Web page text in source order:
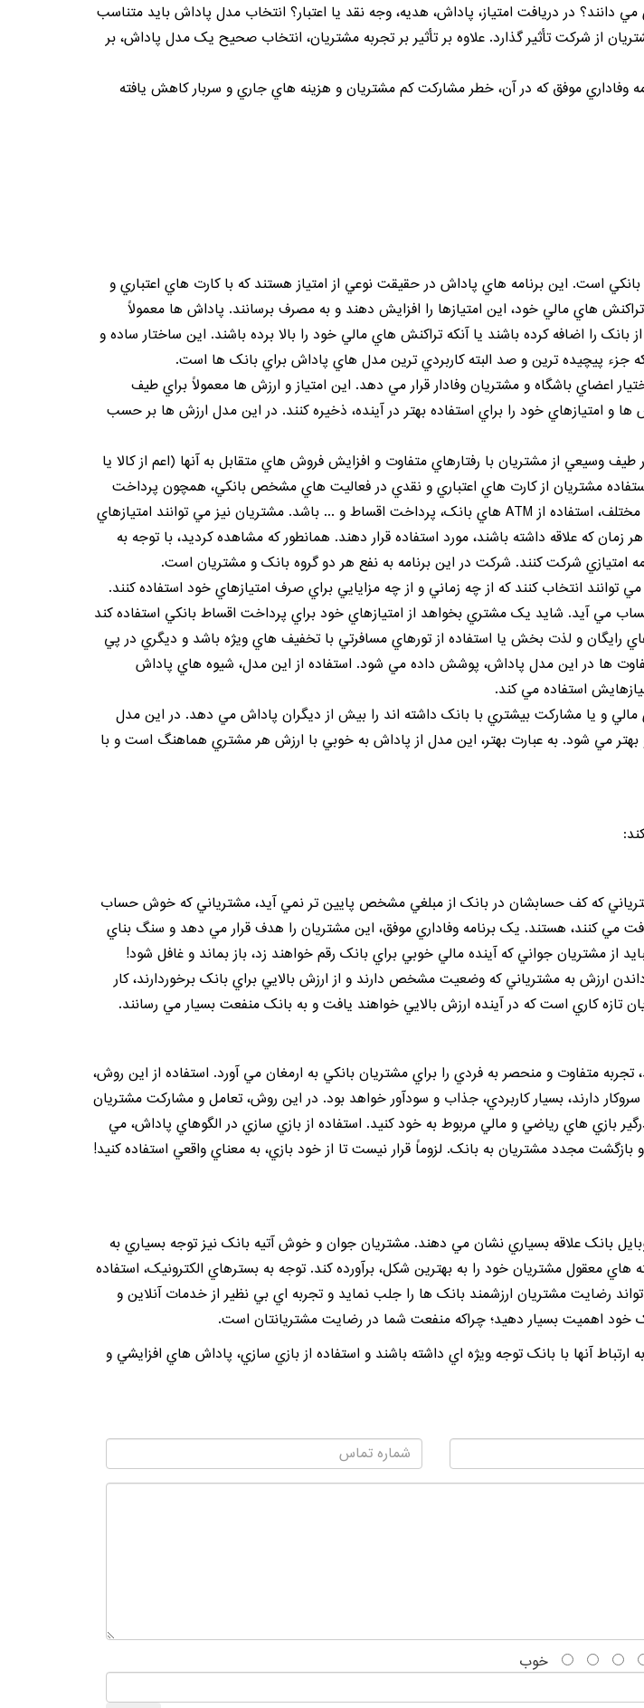
دانند؟ در دريافت امتياز، پاداش، هديه، وجه نقد يا اعتبار؟ انتخاب مدل پاداش بايد متناسب
از شرکت تأثير گذارد. علاوه بر تأثير بر تجربه مشتريان، انتخاب صحيح يک مدل پاداش، بر
وفاداريموفق که در آن، خطر مشارکت کم مشتريان و هزينه هاي جاري و سربار کاهش يافته
است. اين برنامه هاي پاداش در حقيقت نوعي از امتياز هستند که با کارت هاي اعتباري و
هاي مالي خود، اين امتيازها را افزايش دهند و به مصرف برسانند. پاداش ها معمولاً
را اضافه کرده باشند يا آنکه تراکنش هاي مالي خود را بالا برده باشند. اين ساختار ساده و
جزء پيچيده ترين و صد البته کاربردي ترين مدل هاي پاداش براي بانک ها است.
اعضاي باشگاه ومشتريان وفادارقرار مي دهد. اين امتياز و ارزش ها معمولاً براي طيف
و امتيازهاي خود را براي استفاده بهتر در آينده، ذخيره کنند. در اين مدل ارزش ها بر حسب
وسيعي از مشتريان با رفتارهاي متفاوت و افزايش فروش هاي متقابل به آنها (اعم از کالا يا
مشتريان از کارت هاي اعتباري و نقدي در فعاليت هاي مشخص بانکي، همچون پرداخت
قبوض، دريافت وام، تراکنش هاي مالي با دستگاه هاي POS بانک ها در فروشگاه هاي مختلف، استفاده از ATM هاي بانک، پرداخت اقساط و ... باشد. مشتريان نيز مي توانند امتيازهاي
که علاقه داشته باشند، مورد استفاده قرار دهند. همانطور که مشاهده کرديد، با توجه به
امتيازي شرکت کنند. شرکت در اين برنامه به نفع هر دو گروه بانک و مشتريان است.
انتخاب کنند که از چه زماني و از چه مزايايي براي صرف امتيازهاي خود استفاده کنند.
مي آيد. شايد يک مشتري بخواهد از امتيازهاي خود براي پرداخت اقساط بانکي استفاده کند
رايگان و لذت بخش يا استفاده از تورهاي مسافرتي با تخفيف هاي ويژه باشد و ديگري در پي
ها در اين مدل پاداش، پوشش داده مي شود. استفاده از اين مدل، شيوه هاي پاداش
استفاده مي کند.
و يا مشارکت بيشتري با بانک داشته اند را بيش از ديگران پاداش مي دهد. در اين مدل
مي شود. به عبارت بهتر، اين مدل از پاداش به خوبي با ارزش هرمشتري هماهنگ است و با
که کف حسابشان در بانک از مبلغي مشخص پايين تر نمي آيد، مشترياني که خوش حساب
مي کنند، هستند. يک برنامه وفاداري موفق، اين مشتريان را هدف قرار مي دهد و سنگ بناي
از مشتريان جواني که آينده مالي خوبي براي بانک رقم خواهند زد، باز بماند و غافل شود!
ارزش به مشترياني که وضعيت مشخص دارند و از ارزش بالايي براي بانک برخوردارند، کار
تازه کاري است که در آينده ارزش بالايي خواهند يافت و به بانک منفعت بسيار مي رسانند.
متفاوت و منحصر به فردي را براي مشتريان بانکي به ارمغان مي آورد. استفاده از اين روش،
دارند، بسيار کاربردي، جذاب و سودآور خواهد بود. در اين روش، تعامل و مشارکت مشتريان
بازي هاي رياضي و مالي مربوط به خود کنيد. استفاده از بازي سازي در الگوهاي پاداش، مي
و بازگشت مجددمشتريانبه بانک. لزوماً قرار نيست تا از خود بازي، به معناي واقعي استفاده کنيد!
بانک علاقه بسياري نشان مي دهند. مشتريان جوان و خوش آتيه بانک نيز توجه بسياري به
معقول مشتريان خود را به بهترين شکل، برآورده کند. توجه به بسترهاي الکترونيک، استفاده
رضايت مشتريان ارزشمند بانک ها را جلب نمايد و تجربه اي بي نظير از خدمات آنلاين و
اهميت بسيار دهيد؛ چراکه منفعت شما در رضايت مشتريانتان است.
آنها با بانک توجه ويژه اي داشته باشند و استفاده از بازي سازي، پاداش هاي افزايشي و
خوب